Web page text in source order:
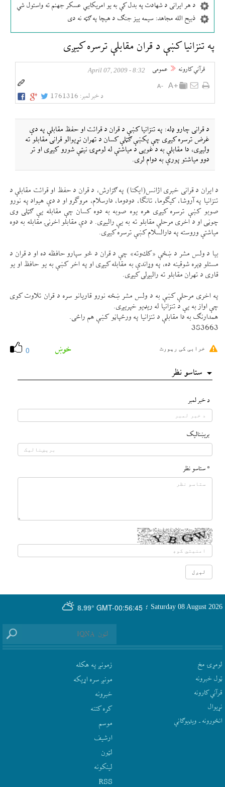
د هر ایرانی د شهادت په بدل کې به یو امریکایي عسکر جهنم ته واستول شي
ذبیح الله مجاهد: سیمه ییز جنګ د هیچا په ګټه نه دی
په تنزانيا كښې د قران مقابلې ترسره كیږی
قرآني کارونه عمومی 8:32 - April 07, 2009
د خبر لمبر: 1761316
د قرانی چارو ډله: په تنزانيا كښې د قران د قرائت او حفظ مقابلې په دې
غرض ترسره كیږی چې پكښې ګټلې كسان د تهران نړيوالو قرانی مقابلو ته
ولیږی، دا مقابلې به د غويی د مياشتې له لومړۍ نیټې شورو كیږی او تر
دوو مياشتو پورې به دوام لری.
د ايران د قرانی خبری اژانس(ايكنا) په ګزارش، د قران د حفظ او قرائت مقابلې د
تنزانيا په آروشا، كيگوما، تانگا، دودوما، دارسلام، مروگرو او د دې هيواد په نورو
صوبو كښې ترسره كیږی هره يوه صوبه به دوه كسان چې مقابله یې ګټلی وی
چوڼی او د اخری مرحلې مقابلو ته به یې رالیږی. د دې مقابلو اخرنۍ مقابله به دوه
مياشتې وروسته په دارالسلام كښې ترسره كیږی.
بيا د ولس مشر د ښځې «كك‌وته» چې د قران د څو سپارو حافظه ده او د قران د
مسئلو ډېره شوقينه ده، په وړاندې به مقابله كیږی او په اخر كښې به يو حافظ او يو
قاری د تهران مقابلو ته رالیږلی كیږی.
په اخری مرحلې كښې به د ولس مشر ښځه نورو قاريانو سره د قران تلاوت كوی
چې اواز به یې د تنزانيا له ریډيو خپریږی.
همدارنګ به دا مقابلې د تنزانيا په ورځپاڼو كښې هم راځی.
383663
0 خوښ خرابی کی رپورٹ
ستاسو نظر
د خبر لمبر
بريښناليک
* ستاسو نظر
GMT-00:56:45
8.99° Saturday 08 August 2026 ؛
لومړۍ مخ
ټول خبرونه
قرآني کارونه
نړيوال
انځورونه ـ ویډیوګانې
زمونږ په هکله
مونږ سره اړيکه
‫خبرونه
کره کتنه
موسم
ارشيف
لټون
لينکونه
RSS